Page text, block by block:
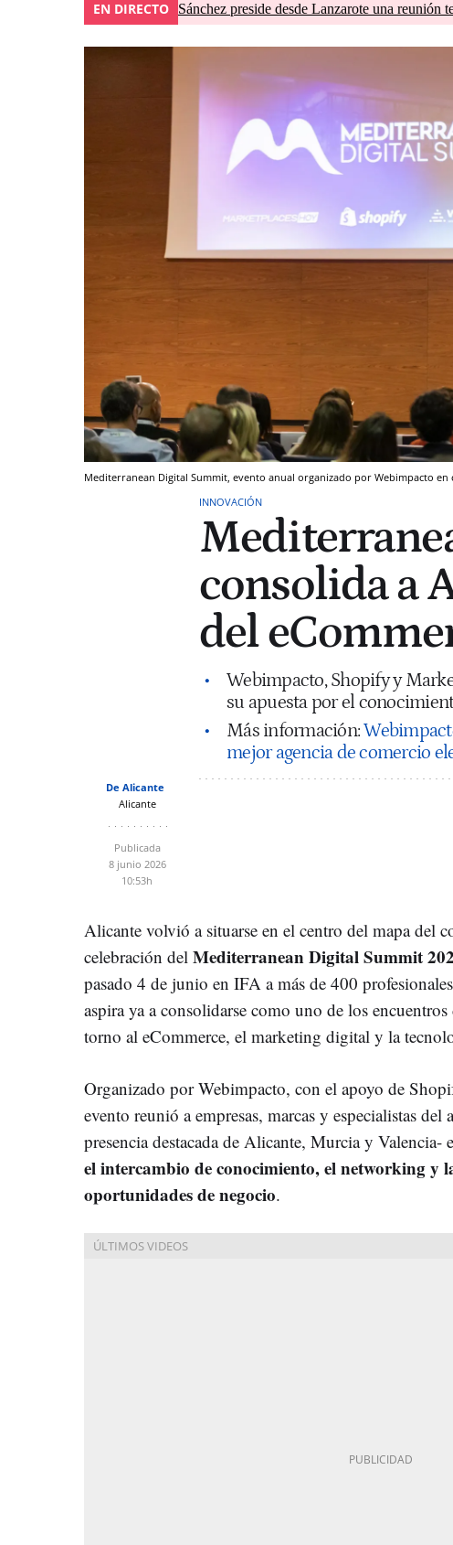
EN DIRECTO Sánchez preside desde Lanzarote una reunión
Mediterranean Digital Summit, evento anual organizado por Webimpacto
INNOVACIÓN
consolida a
del
Webimpacto, Shopify y
su apuesta por el
Más información:
mejor agencia de comercio
De Alicante
Alicante
Publicada
8 junio 2026
10:53h
Alicante volvió a situarse en el centro del mapa del
celebración del Mediterranean Digital Summit
pasado 4 de junio en IFA a más de 400
aspira ya a consolidarse como uno de los encuentros
torno al eCommerce, el marketing digital y la
Organizado por Webimpacto, con el apoyo de
evento reunió a empresas, marcas y especialistas del
presencia destacada de Alicante, Murcia y Valencia-
el intercambio de conocimiento, el networking y
oportunidades de negocio.